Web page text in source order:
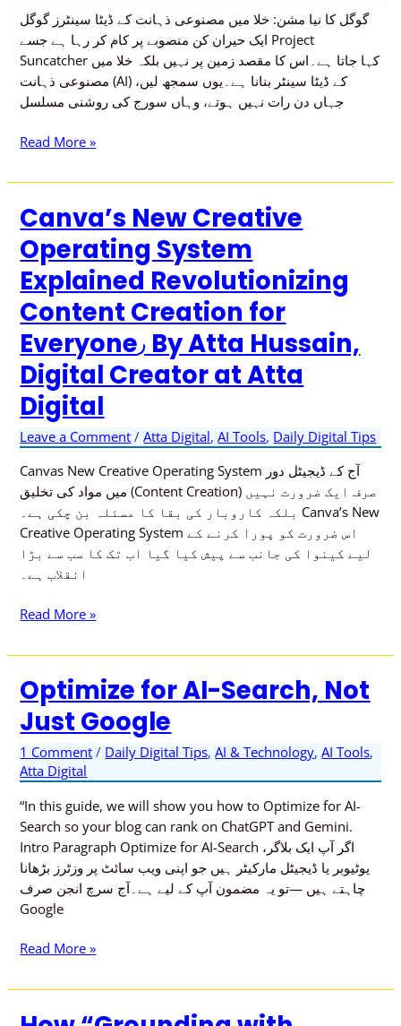
گوگل کا نیا مشن: خلا میں مصنوعی ذہانت کے ڈیٹا سینٹرز گوگل
ایک حیران کن منصوبے پر کام کر رہا ہے جسے Project
Suncatcher کہا جاتا ہے۔اس کا مقصد زمین پر نہیں بلکہ خلا میں
مصنوعی ذہانت (AI) کے ڈیٹا سینٹر بنانا ہے۔یوں سمجھ لیں،
جہاں دن رات نہیں ہوتے، وہاں سورج کی روشنی مسلسل
Blowing
Facts
About
Google’s
Mission
Read More »
Canva’s New Creative
Operating System
Explained Revolutionizing
Content Creation for
Everyone٫ By Atta Hussain,
Digital Creator at Atta
Digital
Leave a Comment /Atta Digital,AI Tools, Daily Digital Tips
Canvas New Creative Operating System آج کے ڈیجیٹل دور
میں مواد کی تخلیق (Content Creation) صرف ایک ضرورت نہیں
بلکہ کاروبار کی بقا کا مسئلہ بن چکی ہے۔ Canva’s New
Creative Operating System اس ضرورت کو پورا کرنے کے
لیے کینوا کی جانب سے پیش کیا گیا اب تک کا سب سے بڑا
انقلاب ہے۔
Canva’s
New
Creative
Operating
System
Explained
Revolutionizing
Content
Creation
for
Everyone٫
By
Hussain,
Digital
Creator
at
Atta
Digital
Read More »
Optimize for AI-Search, Not
Just Google
1 Comment / Daily Digital Tips,AI & Technology,AI Tools,
Atta Digital
“In this guide, we will show you how to Optimize for AI-
Search so your blog can rank on ChatGPT and Gemini.
Intro Paragraph Optimize for AI-Search اگر آپ ایک بلاگر،
یوٹیوبر یا ڈیجیٹل مارکیٹر ہیں جو اپنی ویب سائٹ پر وزٹرز بڑھانا
چاہتے ہیں —تو یہ مضمون آپ کے لیے ہے۔آج سرچ انجن صرف
Google
Optimize
for
AI-
Search,
Not
Just
Google
Read More »
How